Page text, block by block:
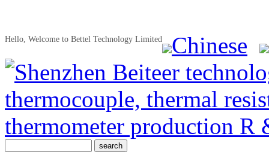
Hello, Welcome to Bettel Technology Limited Chinese